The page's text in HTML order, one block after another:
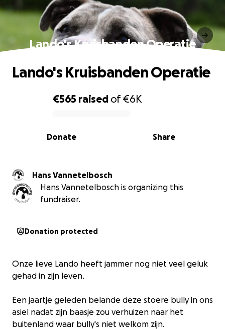
Lando's Kruisbanden Operatie
0% complete
€565 raised of€6K
Share
Donate
Lando's Kruisbanden Operatie
Hans Vannetelbosch
Hans Vannetelbosch is organizing this
fundraiser.
Donation protected
Onze lieve Lando heeft jammer nog niet veel geluk
gehad in zijn leven.
Een jaartje geleden belande deze stoere bully in ons
asiel nadat zijn baasje zou verhuizen naar het
buitenland waar bully's niet welkom zijn.